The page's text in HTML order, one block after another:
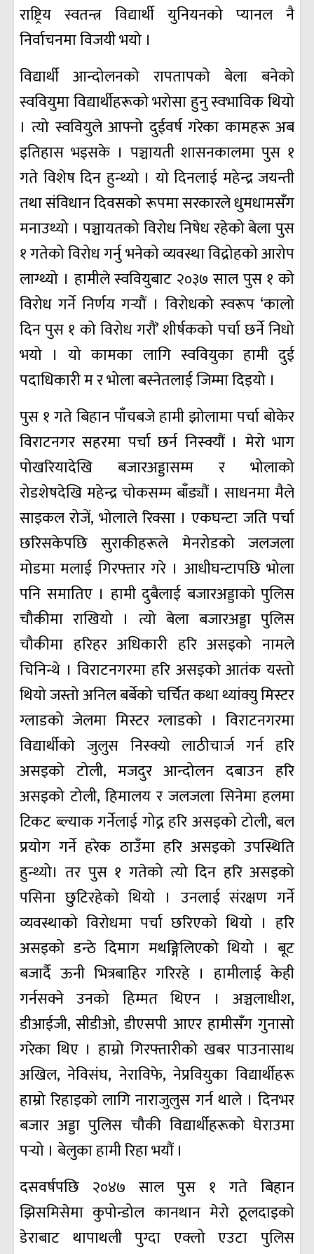
राष्ट्रिय स्वतन्त्र विद्यार्थी युनियनको प्यानल नै
निर्वाचनमा विजयी भयो ।
विद्यार्थी आन्दोलनको रापतापको बेला बनेको
स्ववियुमा विद्यार्थीहरूको भरोसा हुनु स्वभाविक थियो
। त्यो स्ववियुले आफ्नो दुईवर्ष गरेका कामहरू अब
इतिहास भइसके । पञ्चायती शासनकालमा पुस १
गते विशेष दिन हुन्थ्यो । यो दिनलाई महेन्द्र जयन्ती
तथा संविधान दिवसको रूपमा सरकारले धुमधामसँग
मनाउथ्यो । पञ्चायतको विरोध निषेध रहेको बेला पुस
१ गतेको विरोध गर्नु भनेको व्यवस्था विद्रोहको आरोप
लाग्थ्यो । हामीले स्ववियुबाट २०३७ साल पुस १ को
विरोध गर्ने निर्णय गर्‍यौं । विरोधको स्वरूप ‘कालो
दिन पुस १ को विरोध गरौं’ शीर्षकको पर्चा छर्ने निधो
भयो । यो कामका लागि स्ववियुका हामी दुई
पदाधिकारी म र भोला बस्नेतलाई जिम्मा दिइयो ।
पुस १ गते बिहान पाँचबजे हामी झोलामा पर्चा बोकेर
विराटनगर सहरमा पर्चा छर्न निस्क्यौं । मेरो भाग
पोखरियादेखि बजारअड्डासम्म र भोलाको
रोडशेषदेखि महेन्द्र चोकसम्म बाँड्यौं । साधनमा मैले
साइकल रोजें, भोलाले रिक्सा । एकघन्टा जति पर्चा
छरिसकेपछि सुराकीहरूले मेनरोडको जलजला
मोडमा मलाई गिरफ्तार गरे । आधीघन्टापछि भोला
पनि समातिए । हामी दुबैलाई बजारअड्डाको पुलिस
चौकीमा राखियो । त्यो बेला बजारअड्डा पुलिस
चौकीमा हरिहर अधिकारी हरि असइको नामले
चिनिन्थे । विराटनगरमा हरि असइको आतंक यस्तो
थियो जस्तो अनिल बर्बेको चर्चित कथा थ्यांक्यु मिस्टर
ग्लाडको जेलमा मिस्टर ग्लाडको । विराटनगरमा
विद्यार्थीको जुलुस निस्क्यो लाठीचार्ज गर्न हरि
असइको टोली, मजदुर आन्दोलन दबाउन हरि
असइको टोली, हिमालय र जलजला सिनेमा हलमा
टिकट ब्ल्याक गर्नेलाई गोद्न हरि असइको टोली, बल
प्रयोग गर्ने हरेक ठाउँमा हरि असइको उपस्थिति
हुन्थ्यो। तर पुस १ गतेको त्यो दिन हरि असइको
पसिना छुटिरहेको थियो । उनलाई संरक्षण गर्ने
व्यवस्थाको विरोधमा पर्चा छरिएको थियो । हरि
असइको डन्ठे दिमाग मथङ्गिलिएको थियो । बूट
बजार्दै ऊनी भित्रबाहिर गरिरहे । हामीलाई केही
गर्नसक्ने उनको हिम्मत थिएन । अञ्चलाधीश,
डीआईजी, सीडीओ, डीएसपी आएर हामीसँग गुनासो
गरेका थिए । हाम्रो गिरफ्तारीको खबर पाउनासाथ
अखिल, नेविसंघ, नेराविफे, नेप्रवियुका विद्यार्थीहरू
हाम्रो रिहाइको लागि नाराजुलुस गर्न थाले । दिनभर
बजार अड्डा पुलिस चौकी विद्यार्थीहरूको घेराउमा
पर्‍यो । बेलुका हामी रिहा भयौं ।
दसवर्षपछि २०४७ साल पुस १ गते बिहान
झिसमिसेमा कुपोन्डोल कानथान मेरो ठूलदाइको
डेराबाट थापाथली पुग्दा एक्लो एउटा पुलिस